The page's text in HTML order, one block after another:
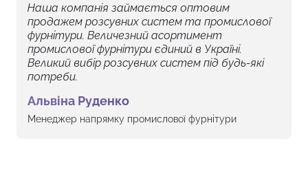
Наша компанія займається оптовим
продажем розсувних систем та промислової
фурнітури. Величезний асортимент
промислової фурнітури єдиний в Україні.
Великий вибір розсувних систем під будь-які
потреби.
Альвіна Руденко
Менеджер напрямку промислової фурнітури